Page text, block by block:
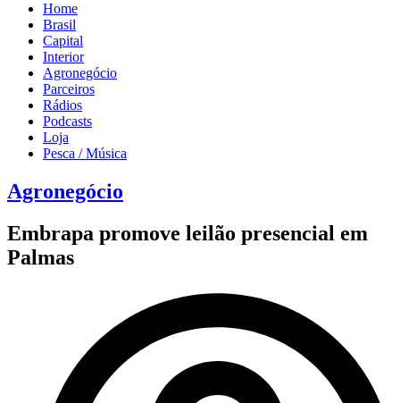
Home
Brasil
Capital
Interior
Agronegócio
Parceiros
Rádios
Podcasts
Loja
Pesca / Música
Agronegócio
Embrapa promove leilão presencial em
Palmas